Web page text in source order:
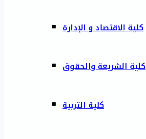
كلية الاقتصاد و الإدارة
كلية الشريعة والحقوق
كلية التربية